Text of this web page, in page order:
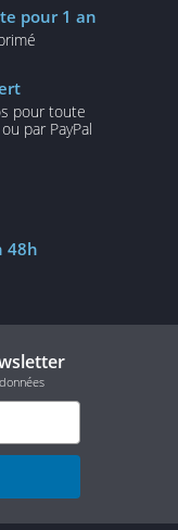
pour 1 an
pour toute
par PayPal
48h